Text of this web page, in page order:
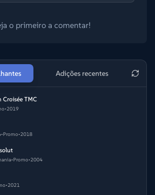
o primeiro a comentar!
Adições recentes
Croisée TMC
•2019
•Promo•2018
•Promo•2004
•2021